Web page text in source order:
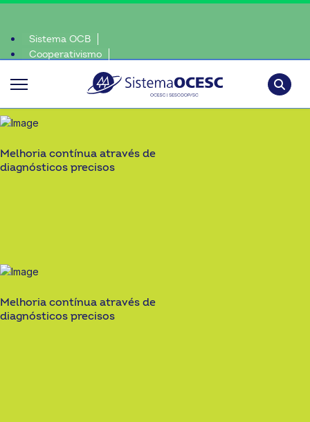
Sistema OCB
Cooperativismo
Melhoria contínua através de
diagnósticos precisos
Melhoria contínua através de
diagnósticos precisos